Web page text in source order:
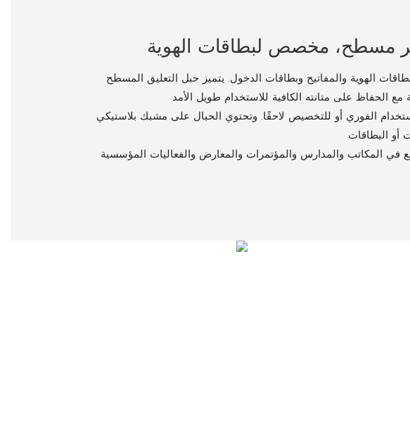
الهوية والمفاتيح وبطاقات الدخول. يتميز حبل التعليق المسطح
الفوري أو للتخصيص لاحقًا. وتحتوي الحبال على مشبك بلاستيكي